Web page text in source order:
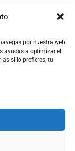
por nuestra web
ayudas a optimizar el
si lo prefieres, tu
reservados.